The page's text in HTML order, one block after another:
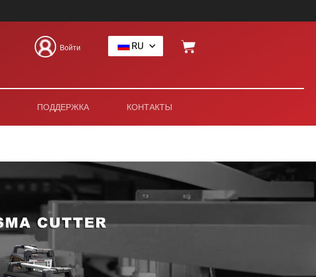
Войти RU
ПОДДЕРЖКА КОНТАКТЫ